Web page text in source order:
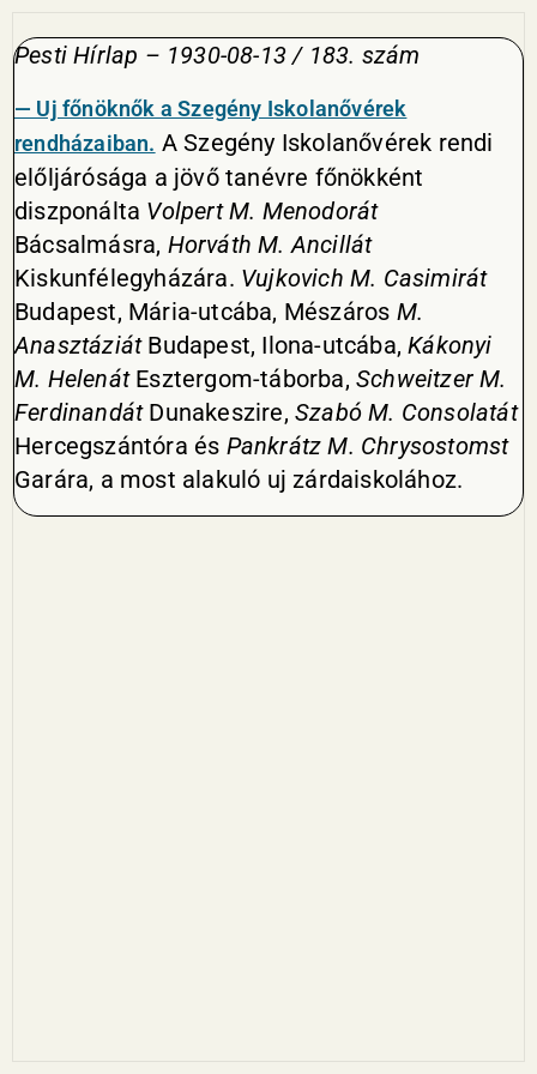
Pesti Hírlap – 1930-08-13 / 183. szám
— Uj főnöknők a Szegény Iskolanővérek
rendházaiban. A Szegény Iskolanővérek rendi
előljárósága a jövő tanévre főnökként
diszponálta VolpertM. Menodorát
Bácsalmásra, Horváth M. Ancillát
Kiskunfélegyházára. Vujkovich M. Casimirát
Budapest, Mária-utcába, Mészáros M.
AnasztáziátBudapest, Ilona-utcába,Kákonyi
M. HelenátEsztergom-táborba, Schweitzer M.
Ferdinandát Dunakeszire,Szabó M. Consolatát
Hercegszántóra és Pankrátz M. Chrysostomst
Garára, a most alakuló uj zárdaiskolához.